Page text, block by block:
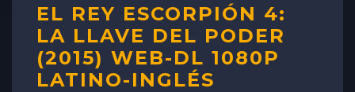
EL REY ESCORPIÓN 4:
LA LLAVE DEL PODER
(2015) WEB-DL 1080P
LATINO-INGLÉS